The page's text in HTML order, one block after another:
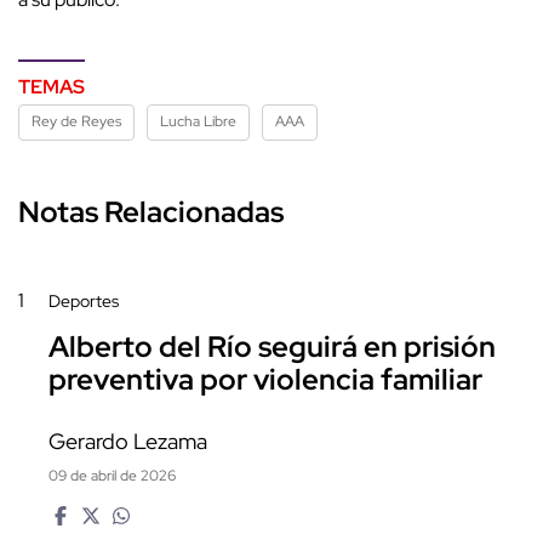
TEMAS
Rey de Reyes Lucha Libre AAA
Notas Relacionadas
1 Deportes
Alberto del Río seguirá en prisión
preventiva por violencia familiar
Gerardo Lezama
09 de abril de 2026